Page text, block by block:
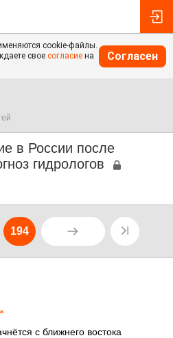
cookie-файлы.
свое согласие на
Согласен
в России после
гидрологов
194
с ближнего востока